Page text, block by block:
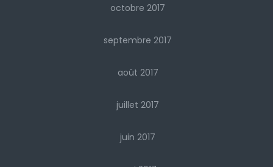
octobre 2017
septembre 2017
août 2017
juillet 2017
juin 2017